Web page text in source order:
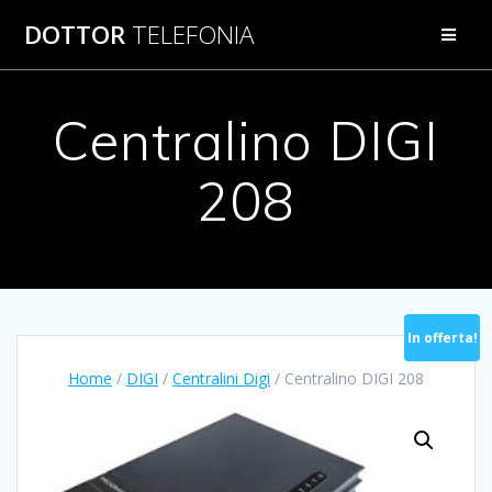
al
DOTTOR TELEFONIA
Centralino DIGI
208
Home / DIGI / Centralini Digi / Centralino DIGI 208
In offerta!